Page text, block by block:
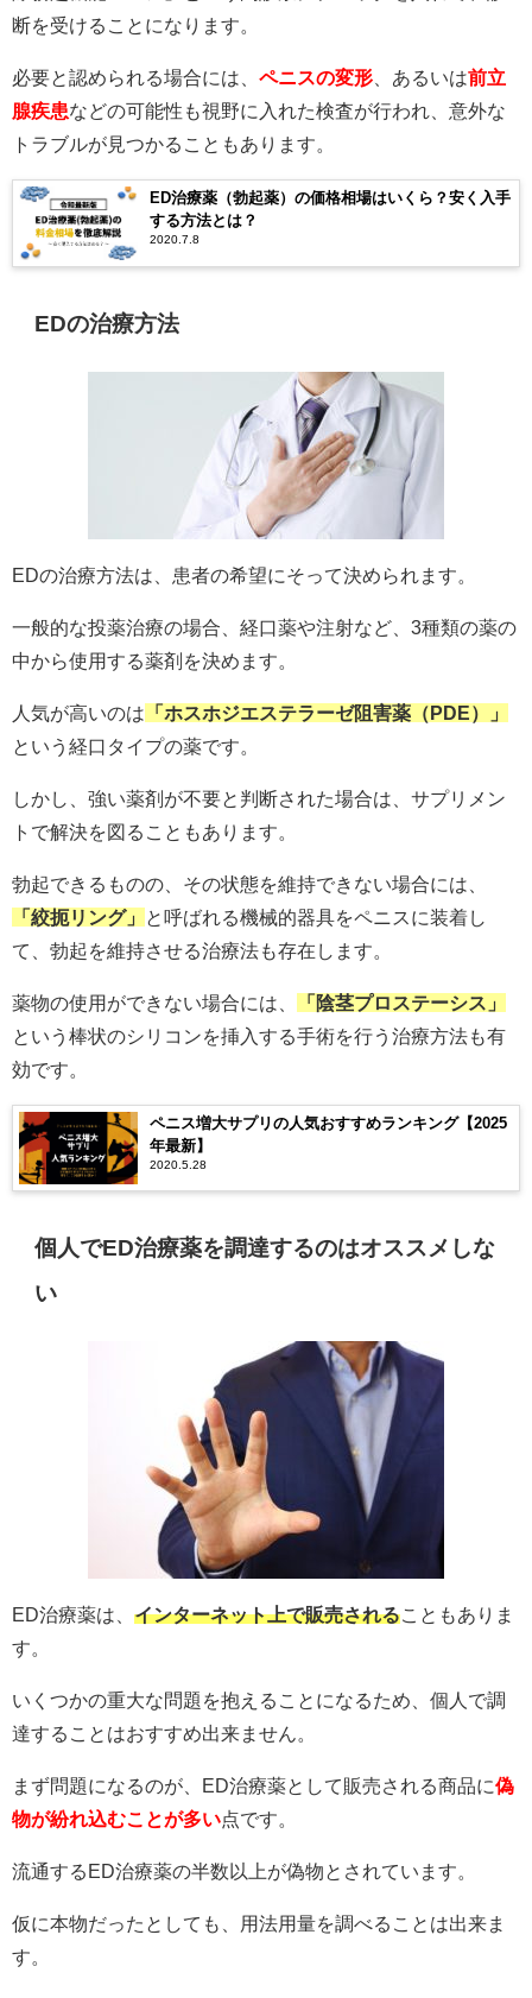
断を受けることになります。
必要と認められる場合には、 ペニスの変形 、あるいは前立
腺疾患などの可能性も視野に入れた検査が行われ、意外な
トラブルが見つかることもあります。
ED治療薬（勃起薬）の価格相場はいくら？安く入手
する方法とは？
2020.7.8
EDの治療方法
EDの治療方法は、患者の希望にそって決められます。
一般的な投薬治療の場合、経口薬や注射など、3種類の薬の
中から使用する薬剤を決めます。
人気が高いのは 「ホスホジエステラーゼ阻害薬（PDE）」
という経口タイプの薬です。
しかし、強い薬剤が不要と判断された場合は、サプリメン
トで解決を図ることもあります。
勃起できるものの、その状態を維持できない場合には、
「絞扼リング」
と呼ばれる機械的器具をペニスに装着し
て、勃起を維持させる治療法も存在します。
薬物の使用ができない場合には、
「陰茎プロステーシス」
という棒状のシリコンを挿入する手術を行う治療方法も有
効です。
ペニス増大サプリの人気おすすめランキング【2025
年最新】
2020.5.28
個人でED治療薬を調達するのはオススメしな
い
ED治療薬は、 インターネット上で販売されることもありま
す。
いくつかの重大な問題を抱えることになるため、個人で調
達することはおすすめ出来ません。
まず問題になるのが、ED治療薬として販売される商品に偽
物が紛れ込むことが多い点です。
流通するED治療薬の半数以上が偽物とされています。
仮に本物だったとしても、用法用量を調べることは出来ま
す。